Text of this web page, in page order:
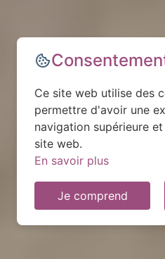
Ce site web utilise des
permettre d'avoir une
navigation supérieure
site web.
En savoir plus
Je comprend